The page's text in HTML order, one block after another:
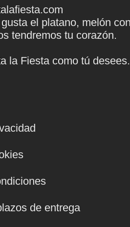
el platano, melón
tendremos tu corazón.
la Fiesta como tú desees.
de entrega